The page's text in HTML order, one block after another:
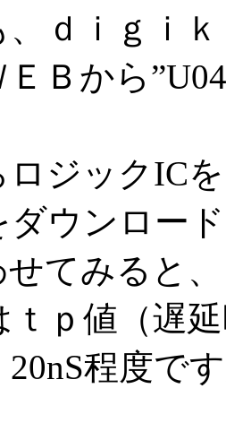
ｄｉｇｉ
Ｂから
ロジックIC
ダウンロー
てみると
ｔｐ値（遅
程度で